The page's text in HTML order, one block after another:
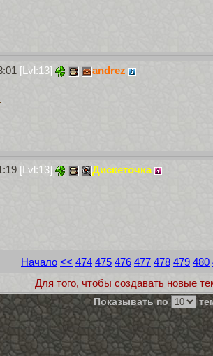
[Lvl:13] andrez
[Lvl:13] Дискеточка
Начало << 474 475 476 477 478 479 480
Для того, чтобы создавать новые
Показывать по